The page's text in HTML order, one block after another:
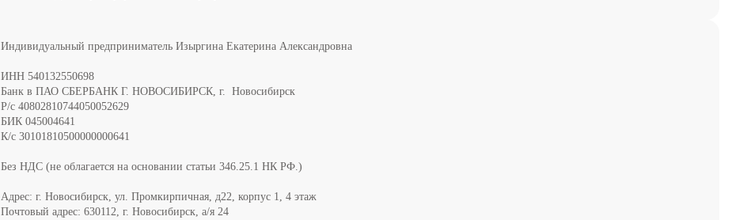
Индивидуальный предприниматель Изыргина Екатерина Александровна
ИНН 540132550698
Банк в ПАО СБЕРБАНК Г. НОВОСИБИРСК, г. Новосибирск
Р/с 40802810744050052629
БИК 045004641
К/с 30101810500000000641
Без НДС (не облагается на основании статьи 346.25.1 НК РФ.)
Адрес: г. Новосибирск, ул. Промкирпичная, д22, корпус 1, 4 этаж
Почтовый адрес: 630112, г. Новосибирск, а/я 24